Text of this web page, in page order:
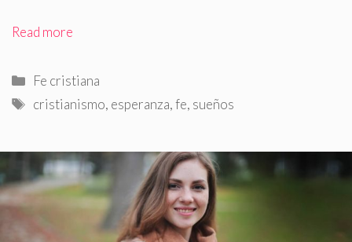
Read more
Categorías
Fe cristiana
Etiquetas
cristianismo, esperanza,fe, sueños